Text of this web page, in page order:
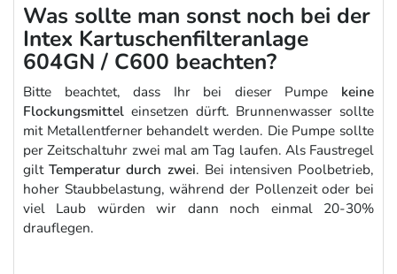
Was sollte man sonst noch bei der
Intex Kartuschenfilteranlage
604GN / C600 beachten?
Bitte beachtet, dass Ihr bei dieser Pumpe keine
Flockungsmittel einsetzen dürft. Brunnenwasser sollte
mit Metallentferner behandelt werden. Die Pumpe sollte
per Zeitschaltuhr zwei mal am Tag laufen. Als Faustregel
giltTemperatur durch zwei. Bei intensiven Poolbetrieb,
hoher Staubbelastung, während der Pollenzeit oder bei
viel Laub würden wir dann noch einmal 20-30%
drauflegen.